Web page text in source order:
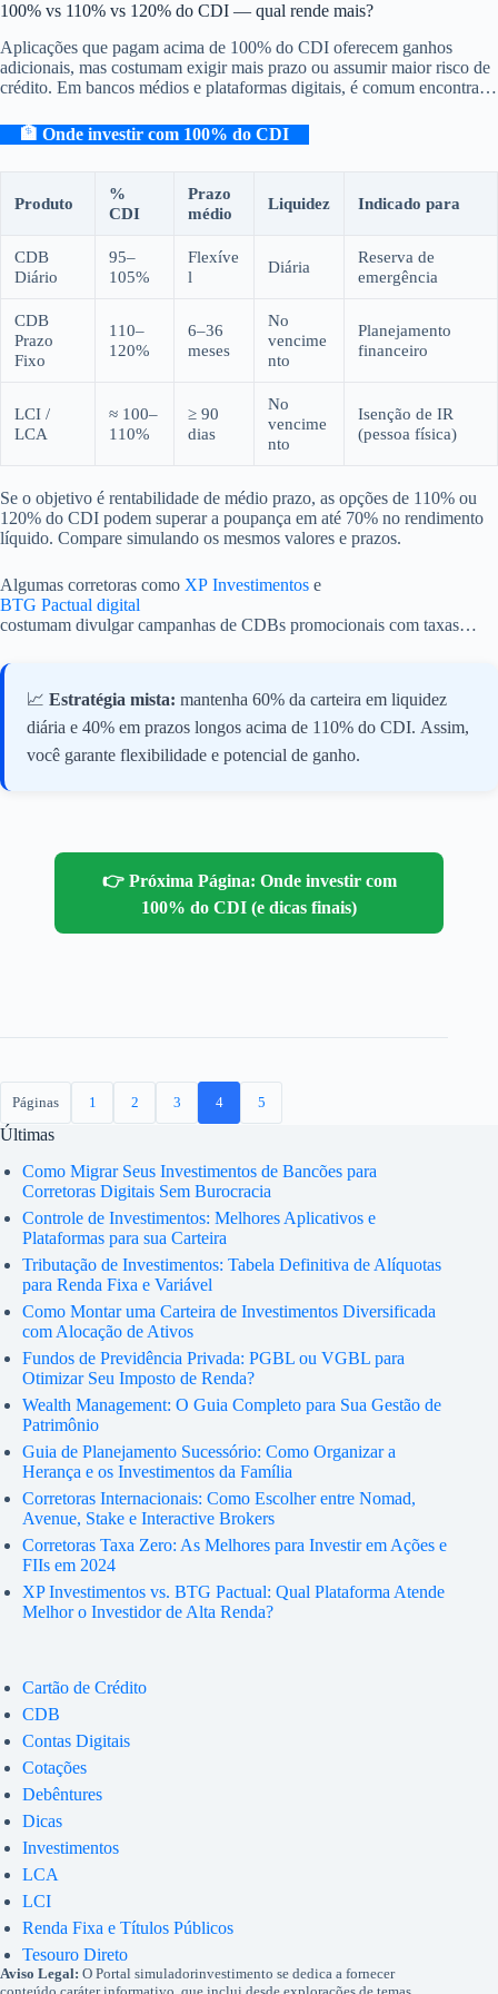
Pular
o
conteúdo
100% vs 110% vs 120% do CDI — qual rende mais?
Aplicações que pagam acima de 100% do CDI oferecem ganhos
adicionais, mas costumam exigir mais prazo ou assumir maior risco de
crédito. Em bancos médios e plataformas digitais, é comum encontrar
🏦 Onde investir com 100% do CDI
Produto
%
CDI
Prazo
médio
Liquidez Indicado para
CDB
Diário
95–
105%
Flexíve
l
Diária
Reserva de
emergência
CDB
Prazo
Fixo
110–
120%
6–36
meses
No
vencime
nto
Planejamento
financeiro
LCI /
LCA
≈ 100–
110%
≥ 90
dias
No
vencime
nto
Isenção de IR
(pessoa física)
Se o objetivo é rentabilidade de médio prazo, as opções de 110% ou
120% do CDI podem superar a poupança em até 70% no rendimento
líquido. Compare simulando os mesmos valores e prazos.
Algumas corretoras como XP Investimentos e
BTG Pactual digital
costumam divulgar campanhas de CDBs promocionais com taxas
para investidores atentos.
📈 Estratégia mista: mantenha 60% da carteira em liquidez
diária e 40% em prazos longos acima de 110% do CDI. Assim,
você garante flexibilidade e potencial de ganho.
👉 Próxima Página: Onde investir com
100% do CDI (e dicas finais)
Páginas 1 2 3 4 5
Últimas
Como Migrar Seus Investimentos de Bancões para
Corretoras Digitais Sem Burocracia
Controle de Investimentos: Melhores Aplicativos e
Plataformas para sua Carteira
Tributação de Investimentos: Tabela Definitiva de Alíquotas
para Renda Fixa e Variável
Como Montar uma Carteira de Investimentos Diversificada
com Alocação de Ativos
Fundos de Previdência Privada: PGBL ou VGBL para
Otimizar Seu Imposto de Renda?
Wealth Management: O Guia Completo para Sua Gestão de
Patrimônio
Guia de Planejamento Sucessório: Como Organizar a
Herança e os Investimentos da Família
Corretoras Internacionais: Como Escolher entre Nomad,
Avenue, Stake e Interactive Brokers
Corretoras Taxa Zero: As Melhores para Investir em Ações e
FIIs em 2024
XP Investimentos vs. BTG Pactual: Qual Plataforma Atende
Melhor o Investidor de Alta Renda?
Cartão de Crédito
CDB
Contas Digitais
Cotações
Debêntures
Dicas
Investimentos
LCA
LCI
Renda Fixa e Títulos Públicos
Tesouro Direto
Aviso Legal: O Portal simuladorinvestimento se dedica a fornecer